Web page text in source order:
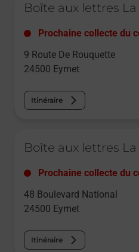
Boîte aux lettres La
Prochaine collecte du
9 Route De Rouquette
24500 Eymet
Itinéraire
Boîte aux lettres La
Prochaine collecte du
48 Boulevard National
24500 Eymet
Itinéraire